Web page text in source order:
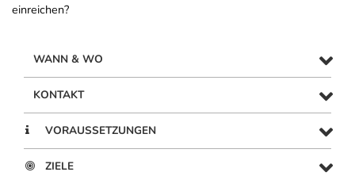
einreichen?
WANN & WO
KONTAKT
VORAUSSETZUNGEN
ZIELE